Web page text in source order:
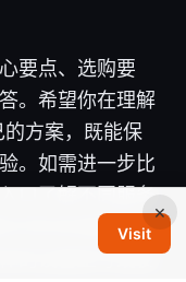
要点、选购要
。希望你在理解
方案，既能保
。如需进一步比
口了解不同服务
页的资源链接，
的设备型号或使
×
Visit